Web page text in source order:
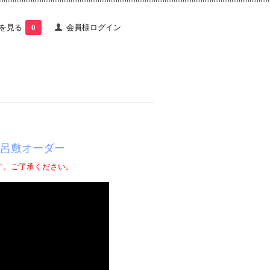
見る 0 会員様ログイン
敷オーダー
ご了承ください。